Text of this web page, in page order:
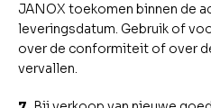
JANOX toekomen binnen de
leveringsdatum. Gebruik of
over de conformiteit of over
vervallen.